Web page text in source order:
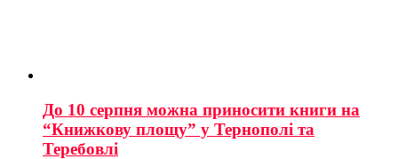
До 10 серпня можна приносити книги на
“Книжкову площу” у Тернополі та
Теребовлі